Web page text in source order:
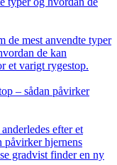
de mest anvendte typer
de kan
et varigt rygestop.
– sådan påvirker
efter et
hjernens
gradvist finder en ny